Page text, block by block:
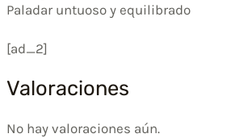
Paladar untuoso y equilibrado
[ad_2]
Valoraciones
No hay valoraciones aún.